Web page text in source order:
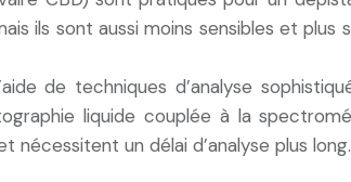
ils sont aussi moins sensibles et plus
de techniques d’analyse
liquide couplée à la
un délai d’analyse plus long.